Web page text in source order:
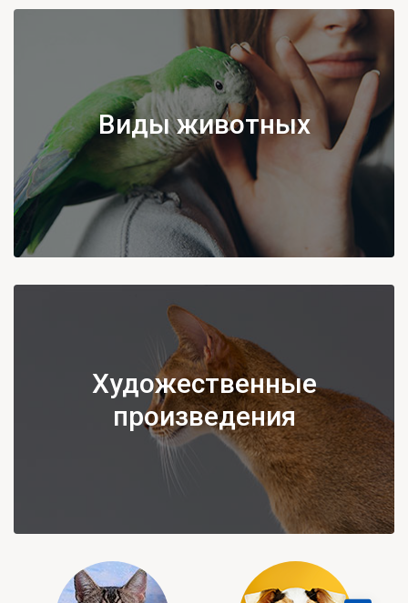
Виды животных
Художественные
произведения